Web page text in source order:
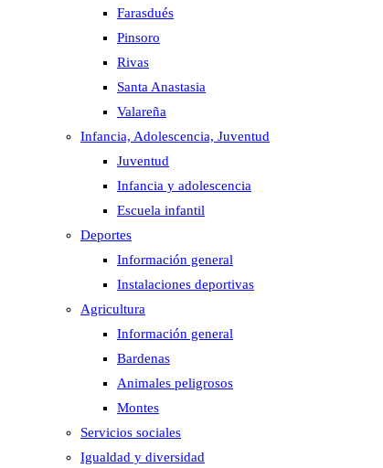
Farasdués
Pinsoro
Rivas
Santa Anastasia
Valareña
Infancia, Adolescencia, Juventud
Juventud
Infancia y adolescencia
Escuela infantil
Deportes
Información general
Instalaciones deportivas
Agricultura
Información general
Bardenas
Animales peligrosos
Montes
Servicios sociales
Igualdad y diversidad